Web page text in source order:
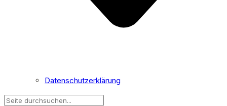
Datenschutzerklärung